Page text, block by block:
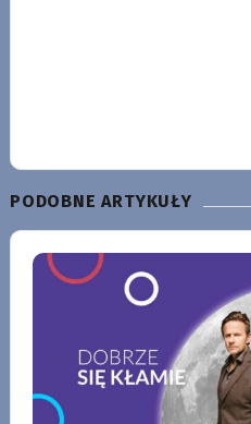
PODOBNE ARTYKUŁY